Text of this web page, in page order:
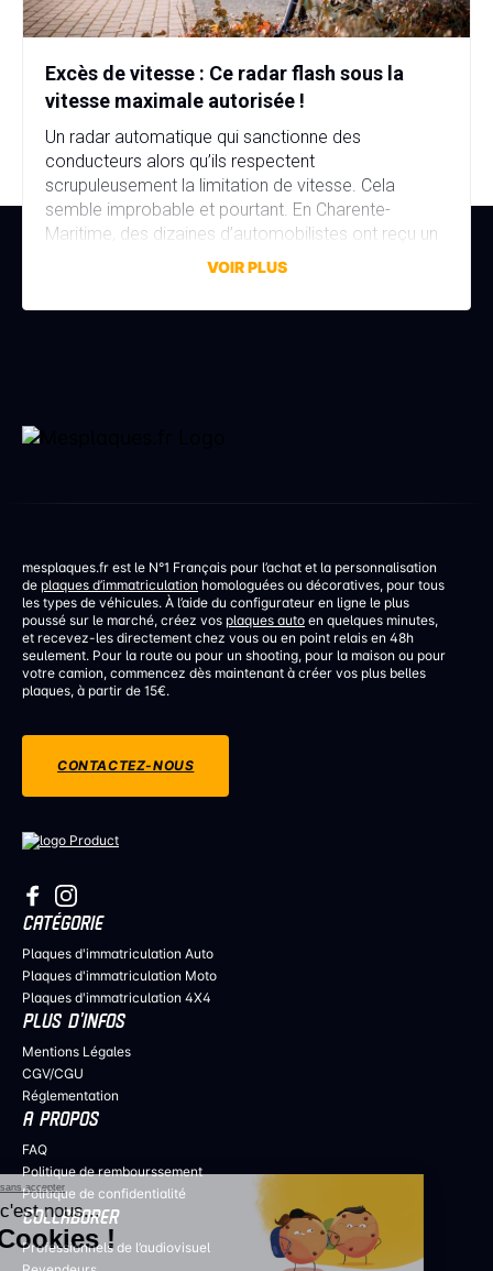
Continuer sans accepter
Salut c'est nous...
les Cookies !
Excès de vitesse : Ce radar flash sous la
vitesse maximale autorisée !
Un radar automatique qui sanctionne des
conducteurs alors qu’ils respectent
scrupuleusement la limitation de vitesse. Cela
semble improbable et pourtant. En Charente-
Maritime, des dizaines d’automobilistes ont reçu un
avis de contravention alors qu’ils n’avaient commis
discrète mais aux conséquences bien réelles. Une
VOIR PLUS
mesplaques.fr est le N°1 Français pour l’achat et la personnalisation
de plaques d’immatriculation homologuées ou décoratives, pour tous
les types de véhicules. À l’aide du configurateur en ligne le plus
poussé sur le marché, créez vos plaques auto en quelques minutes,
et recevez-les directement chez vous ou en point relais en 48h
seulement. Pour la route ou pour un shooting, pour la maison ou pour
votre camion, commencez dès maintenant à créer vos plus belles
plaques, à partir de 15€.
CONTACTEZ-NOUS
CATÉGORIE
Plaques d'immatriculation Auto
Plaques d'immatriculation Moto
Plaques d'immatriculation 4X4
PLUS D’INFOS
Mentions Légales
CGV/CGU
Réglementation
A PROPOS
FAQ
Politique de rembourssement
Politique de confidentialité
COLLABORER
Professionnels de l’audiovisuel